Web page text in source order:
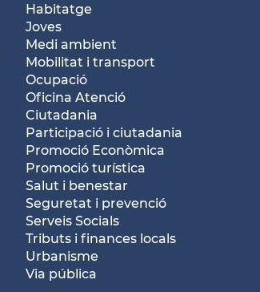
Habitatge
Joves
Medi ambient
Mobilitat i transport
Ocupació
Oficina Atenció
Ciutadania
Participació i ciutadania
Promoció Econòmica
Promoció turística
Salut i benestar
Seguretat i prevenció
Serveis Socials
Tributs i finances locals
Urbanisme
Via pública